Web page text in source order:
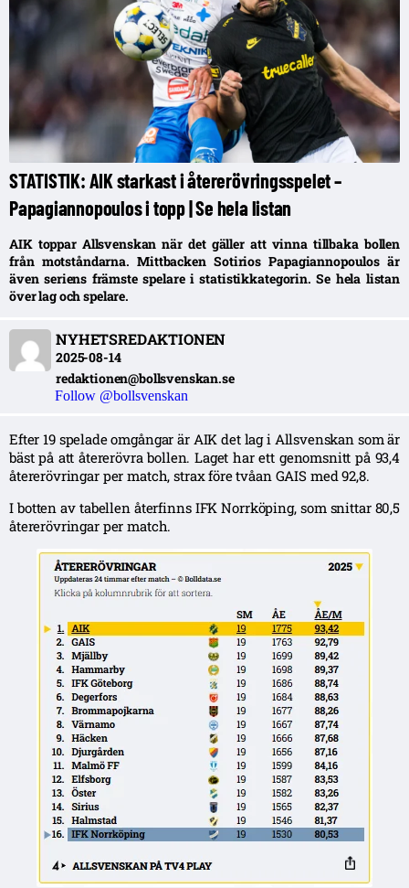
STATISTIK: AIK starkast i återerövringsspelet –
Papagiannopoulos i topp | Se hela listan
AIK toppar Allsvenskan när det gäller att vinna tillbaka bollen
från motståndarna. Mittbacken Sotirios Papagiannopoulos är
även seriens främste spelare i statistikkategorin. Se hela listan
över lag och spelare.
NYHETSREDAKTIONEN
2025-08-14
redaktionen@bollsvenskan.se
Follow @bollsvenskan
Efter 19 spelade omgångar är AIK det lag i Allsvenskan som är
bäst på att återerövra bollen. Laget har ett genomsnitt på 93,4
återerövringar per match, strax före tvåan GAIS med 92,8.
I botten av tabellen återfinns IFK Norrköping, som snittar 80,5
återerövringar per match.